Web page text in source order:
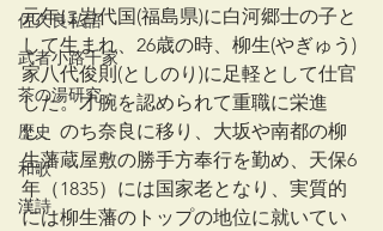
佐久良私語
武者小路千家
茶の湯研究
歴史
和歌
漢詩
元年に岩代国(福島県)に白河郷士の子と
して生まれ、26歳の時、柳生(やぎゅう)
家八代俊則(としのり)に足軽として仕官
した。才腕を認められて重職に栄進
し、のち奈良に移り、大坂や南都の柳
生藩蔵屋敷の勝手方奉行を勤め、天保6
年（1835）には国家老となり、実質的
には柳生藩のトップの地位に就いてい